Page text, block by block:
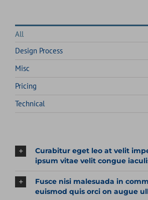
All
Design Process
Misc
Pricing
Technical
Curabitur eget leo at velit
ipsum vitae velit congue
Fusce nisi malesuada in
euismod quis orci on augue